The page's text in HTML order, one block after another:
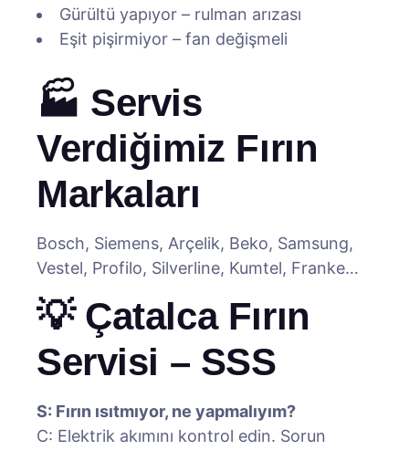
Gürültü yapıyor – rulman arızası
Eşit pişirmiyor – fan değişmeli
🏭 Servis
Verdiğimiz Fırın
Markaları
Bosch, Siemens, Arçelik, Beko, Samsung,
Vestel, Profilo, Silverline, Kumtel, Franke…
💡 Çatalca Fırın
Servisi – SSS
S: Fırın ısıtmıyor, ne yapmalıyım?
C: Elektrik akımını kontrol edin. Sorun